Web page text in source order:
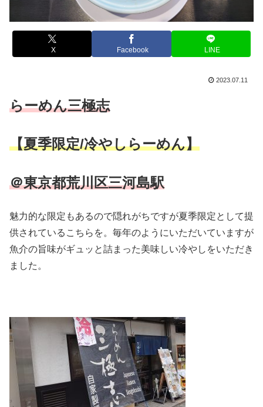
X Facebook LINE
2023.07.11
らーめん三極志
【夏季限定/冷やしらーめん】
＠東京都荒川区三河島駅
魅力的な限定もあるので隠れがちですが夏季限定として提
供されているこちらを。毎年のようにいただいていますが
魚介の旨味がギュッと詰まった美味しい冷やしをいただき
ました。